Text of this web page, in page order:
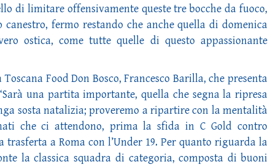
di limitare offensivamente queste tre bocche da fuoco,
fermo restando che anche quella di domenica
ostica, come tutte quelle di questo appassionante
Food Don Bosco, Francesco Barilla, che presenta
una partita importante, quella che segna la ripresa
sosta natalizia; proveremo a ripartire con la mentalità
che ci attendono, prima la sfida in C Gold contro
a Roma con l’Under 19. Per quanto riguarda la
la classica squadra di categoria, composta di buoni